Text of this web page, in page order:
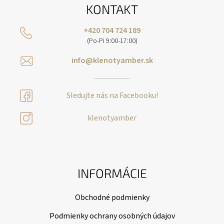
KONTAKT
+420 704 724 189
(Po-Pi 9:00-17:00)
info@klenotyamber.sk
Sledujte nás na Facebooku!
klenotyamber
INFORMÁCIE
Obchodné podmienky
Podmienky ochrany osobných údajov